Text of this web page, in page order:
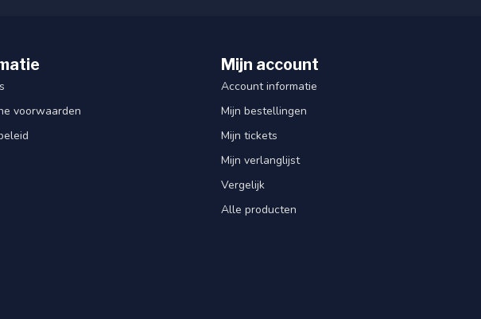
voorwaarden
Mijn account
Account informatie
Mijn bestellingen
Mijn tickets
Mijn verlanglijst
Vergelijk
Alle producten